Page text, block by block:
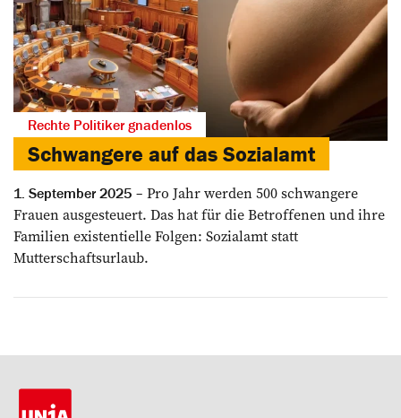
Rechte Politiker gnadenlos
Schwangere auf das Sozialamt
1. September 2025
Pro Jahr werden 500 schwangere
Frauen ausgesteuert. Das hat für die Betroffenen und ihre
Familien existentielle Folgen: Sozialamt statt
Mutterschaftsurlaub.